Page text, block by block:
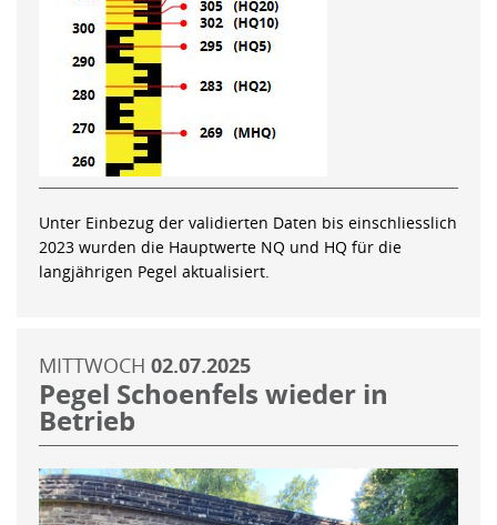
Unter Einbezug der validierten Daten bis einschliesslich
2023 wurden die Hauptwerte NQ und HQ für die
langjährigen Pegel aktualisiert.
MITTWOCH 02.07.2025
Pegel Schoenfels wieder in
Betrieb